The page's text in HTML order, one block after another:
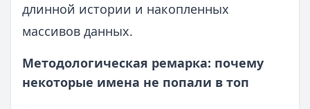
длинной истории и накопленных
массивов данных.
Методологическая ремарка: почему
некоторые имена не попали в топ